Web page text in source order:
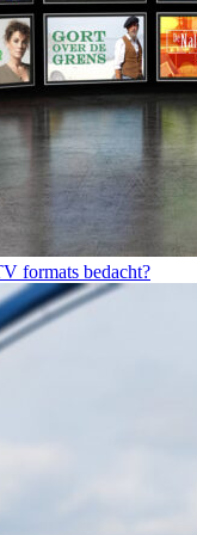
formats bedacht?